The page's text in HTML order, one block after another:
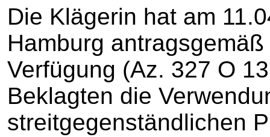
Die Klägerin hat am
Hamburg
Verfügung (Az. 327 O
Beklagten die
streitgegenständlichen